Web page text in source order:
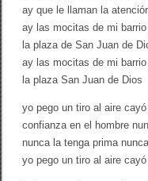
ay que le llaman la
ay las mocitas de mi
la plaza de San Juan de
ay las mocitas de mi
la plaza San Juan de Dios
yo pego un tiro al aire
confianza en el hombre
nunca la tenga prima
yo pego un tiro al aire